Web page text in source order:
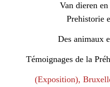
Van dieren en
Prehistorie
Des animaux
Témoignages de la
(Exposition),